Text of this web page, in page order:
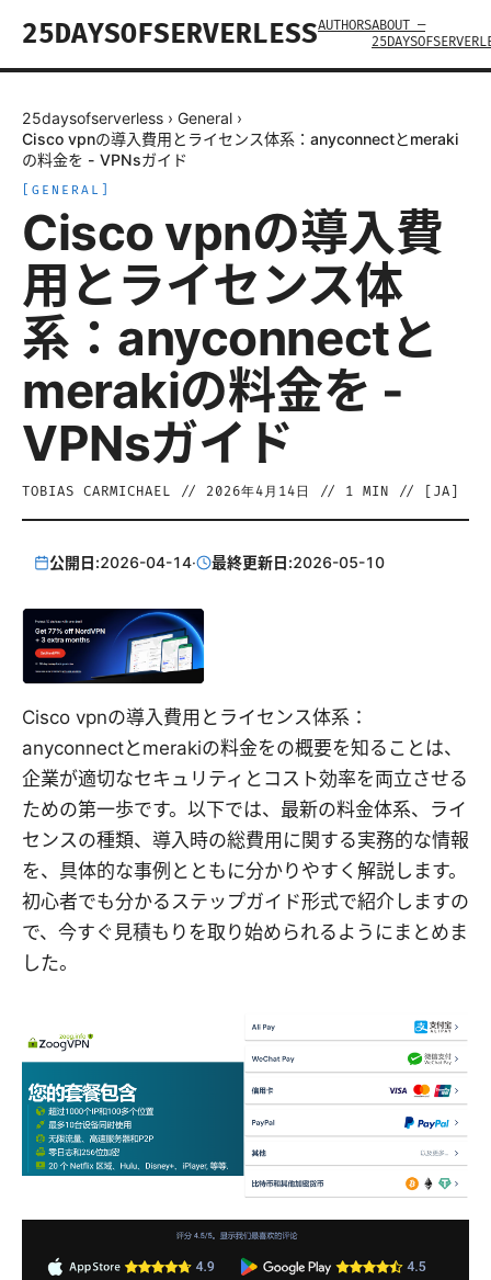
25DAYSOFSERVERLESSAUTHORSABOUT —
25daysofserverless › General ›
Cisco vpnの導入費用とライセンス体系：anyconnectとmeraki
の料金を - VPNsガイド
GENERAL
Cisco vpnの導入費
用とライセンス体
系：anyconnectと
merakiの料金を -
VPNsガイド
TOBIAS CARMICHAEL // 2026年4月14日 // 1 MIN // [ JA
公開日:2026-04-14· 最終更新日:2026-05-10
Cisco vpnの導入費用とライセンス体系：
anyconnectとmerakiの料金をの概要を知ることは、
企業が適切なセキュリティとコスト効率を両立させる
ための第一歩です。以下では、最新の料金体系、ライ
センスの種類、導入時の総費用に関する実務的な情報
を、具体的な事例とともに分かりやすく解説します。
初心者でも分かるステップガイド形式で紹介しますの
で、今すぐ見積もりを取り始められるようにまとめま
した。